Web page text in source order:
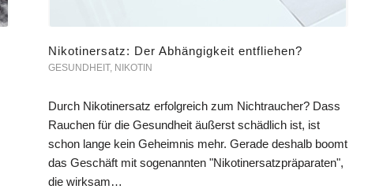
Nikotinersatz: Der Abhängigkeit entfliehen?
GESUNDHEIT, NIKOTIN
Durch Nikotinersatz erfolgreich zum Nichtraucher? Dass
Rauchen für die Gesundheit äußerst schädlich ist, ist
schon lange kein Geheimnis mehr. Gerade deshalb boomt
das Geschäft mit sogenannten "Nikotinersatzpräparaten",
die wirksam…